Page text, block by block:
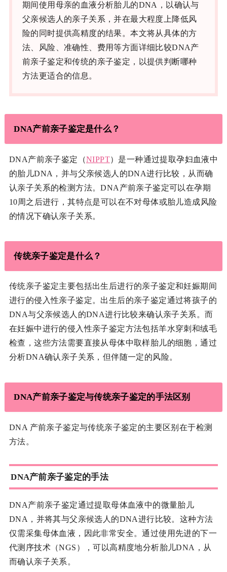
期间使用母亲的血液分析胎儿的DNA，以确认与
父亲候选人的亲子关系，并在最大程度上降低风
险的同时提供高精度的结果。本文将从具体的方
法、风险、准确性、费用等方面详细比较DNA产
前亲子鉴定和传统的亲子鉴定，以提供判断哪种
方法更适合的信息。
DNA产前亲子鉴定是什么？
DNA产前亲子鉴定（NIPPT）是一种通过提取孕妇血液中
的胎儿DNA，并与父亲候选人的DNA进行比较，从而确
认亲子关系的检测方法。DNA产前亲子鉴定可以在孕期
10周之后进行，其特点是可以在不对母体或胎儿造成风险
的情况下确认亲子关系。
传统亲子鉴定是什么？
传统亲子鉴定主要包括出生后进行的亲子鉴定和妊娠期间
进行的侵入性亲子鉴定。出生后的亲子鉴定通过将孩子的
DNA与父亲候选人的DNA进行比较来确认亲子关系。而
在妊娠中进行的侵入性亲子鉴定方法包括羊水穿刺和绒毛
检查，这些方法需要直接从母体中取样胎儿的细胞，通过
分析DNA确认亲子关系，但伴随一定的风险。
DNA产前亲子鉴定与传统亲子鉴定的手法区别
DNA 产前亲子鉴定与传统亲子鉴定的主要区别在于检测
方法。
DNA产前亲子鉴定的手法
DNA产前亲子鉴定通过提取母体血液中的微量胎儿
DNA，并将其与父亲候选人的DNA进行比较。这种方法
仅需采集母体血液，因此非常安全。通过使用先进的下一
代测序技术（NGS），可以高精度地分析胎儿DNA，从
而确认亲子关系。